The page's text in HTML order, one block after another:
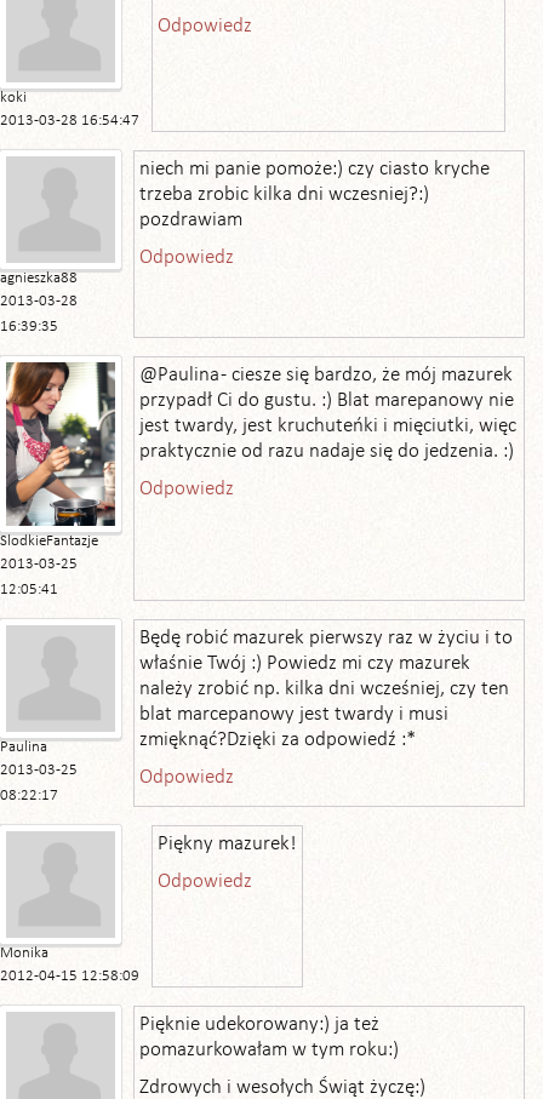
koki
2013-03-28 16:54:47
Odpowiedz
agnieszka88
2013-03-28
16:39:35
niech mi panie pomoże:) czy ciasto kryche
trzeba zrobic kilka dni wczesniej?:)
pozdrawiam
Odpowiedz
SlodkieFantazje
2013-03-25
12:05:41
@Paulina - ciesze się bardzo, że mój mazurek
przypadł Ci do gustu. :) Blat marepanowy nie
jest twardy, jest kruchuteńki i mięciutki, więc
praktycznie od razu nadaje się do jedzenia. :)
Odpowiedz
Paulina
2013-03-25
08:22:17
Będę robić mazurek pierwszy raz w życiu i to
właśnie Twój :) Powiedz mi czy mazurek
należy zrobić np. kilka dni wcześniej, czy ten
blat marcepanowy jest twardy i musi
zmięknąć?Dzięki za odpowiedź :*
Odpowiedz
Monika
2012-04-15 12:58:09
Piękny mazurek!
Odpowiedz
Pięknie udekorowany:) ja też
pomazurkowałam w tym roku:)
Zdrowych i wesołych Świąt życzę:)